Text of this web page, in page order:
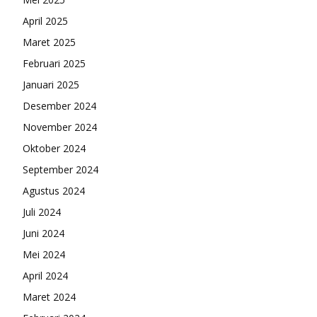
April 2025
Maret 2025
Februari 2025
Januari 2025
Desember 2024
November 2024
Oktober 2024
September 2024
Agustus 2024
Juli 2024
Juni 2024
Mei 2024
April 2024
Maret 2024